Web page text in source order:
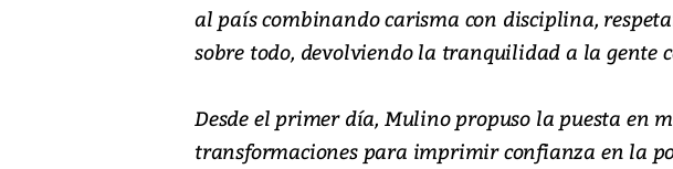
al país combinando carisma con disciplina,
sobre todo, devolviendo la tranquilidad a la gente
Desde el primer día, Mulino propuso la puesta en
transformaciones para imprimir confianza en la